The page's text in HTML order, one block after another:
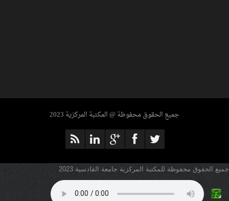
ENCYCLOPEDIA OF MODERN US
MILITARY WEAPONS
جميع الحقوق محفوظة @ المكتبة المركزية 2023
جميع الحقوق محفوظة للمكتبة المركزية جامعة القادسية 2023